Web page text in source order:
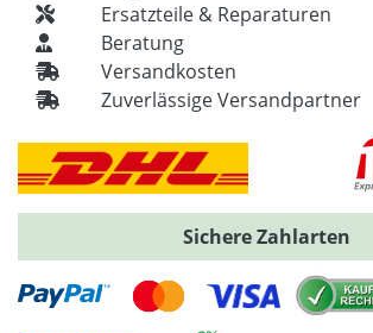
Ersatzteile & Reparaturen
Beratung
Versandkosten
Zuverlässige Versandpartner
Sichere Zahlarten